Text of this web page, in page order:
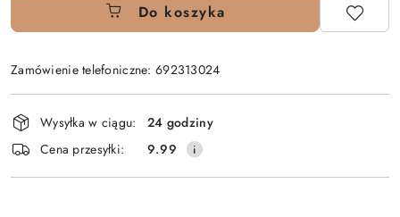
Do koszyka
Zamówienie telefoniczne: 692313024
Dostępność
i
dostawa
Wysyłka w ciągu:
24 godziny
Cena przesyłki:
9.99